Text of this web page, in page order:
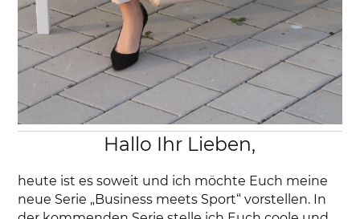
Hallo Ihr Lieben,
heute ist es soweit und ich möchte Euch meine
neue Serie „Business meets Sport“ vorstellen. In